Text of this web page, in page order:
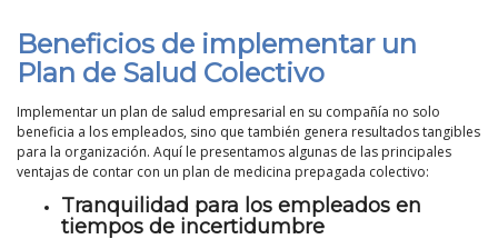
Beneficios de implementar un
Plan de Salud Colectivo
Implementar un plan de salud empresarial en su compañía no solo
beneficia a los empleados, sino que también genera resultados tangibles
para la organización. Aquí le presentamos algunas de las principales
ventajas de contar con un plan de medicina prepagada colectivo:
Tranquilidad para los empleados en
tiempos de incertidumbre